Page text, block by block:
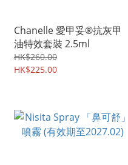
Chanelle 愛甲妥®抗灰甲
油特效套裝 2.5ml
HK$260.00
HK$225.00